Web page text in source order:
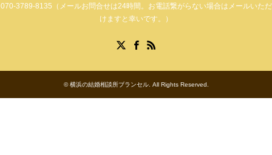
070-3789-8135（メールお問合せは24時間。お電話繋がらない場合はメールいただ
けますと幸いです。）
©横浜の結婚相談所ブランセル. All Rights Reserved.